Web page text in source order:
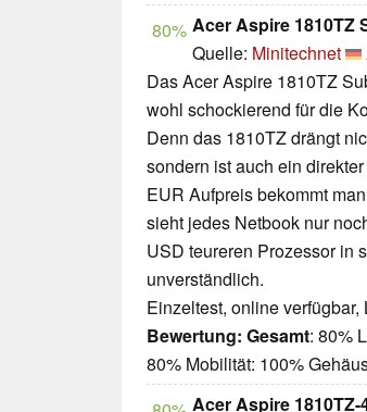
80% Acer Aspire 1810TZ
Quelle: Minitechnet
Das Acer Aspire 1810TZ
wohl schockierend für die
Denn das 1810TZ drängt
sondern ist auch ein
EUR Aufpreis bekommt
sieht jedes Netbook nur
USD teureren Prozessor in
unverständlich.
Einzeltest, online
Bewertung: Gesamt: 80%
80% Mobilität: 100%
Acer Aspire 1810TZ-